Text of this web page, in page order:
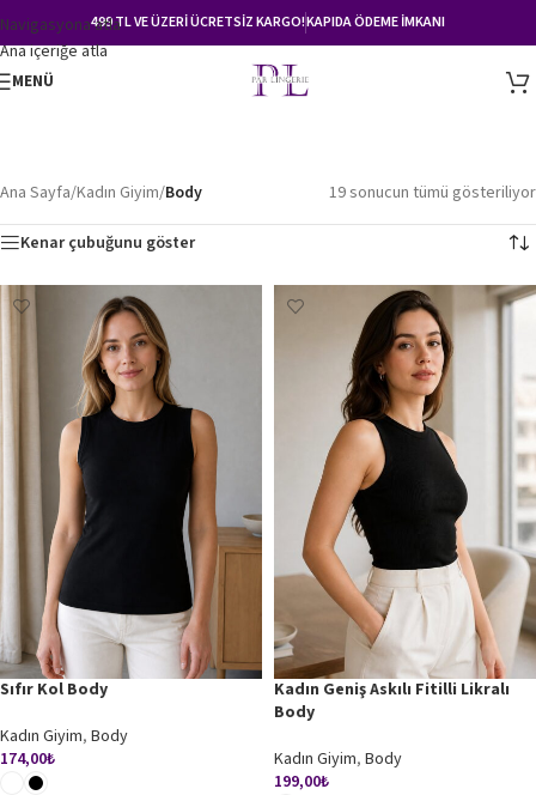
Navigasyona atla
Ana içeriğe atla
499 TL VE ÜZERİ ÜCRETSİZ KARGO!KAPIDA ÖDEME İMKANI
MENÜ
Ana Sayfa/Kadın Giyim/Body 19 sonucun tümü gösteriliyor
Kenar çubuğunu göster
Sıfır Kol Body
Kadın Giyim, Body
174,00₺
Kadın Geniş Askılı Fitilli Likralı
Body
Kadın Giyim, Body
199,00₺